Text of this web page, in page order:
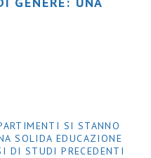
SI STANNO
SOLIDA EDUCAZIONE
DI STUDI PRECEDENTI